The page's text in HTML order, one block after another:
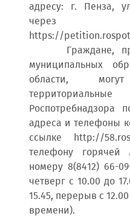
адресу: г. Пенза,
https://
Граждане,
муниципальных
области,
Роспотребнадзора
адреса и телефоны
ссылке http://
телефону
номеру 8(8412) 66-
четверг с 10.00 до
15.45, перерыв с
времени).